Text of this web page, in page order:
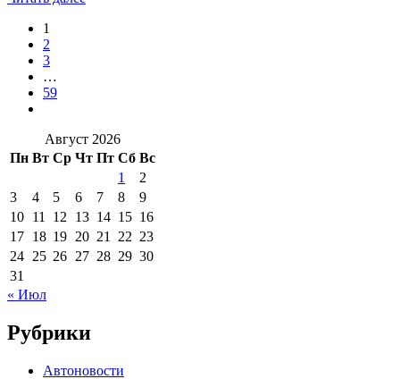
1
2
3
…
59
Август 2026
Пн Вт Ср Чт Пт Сб Вс
1
2
3
4 5 6 7 8
9
10 11 12 13 14 15 16
17 18 19 20 21 22 23
24 25 26 27 28 29 30
31
« Июл
Рубрики
Автоновости